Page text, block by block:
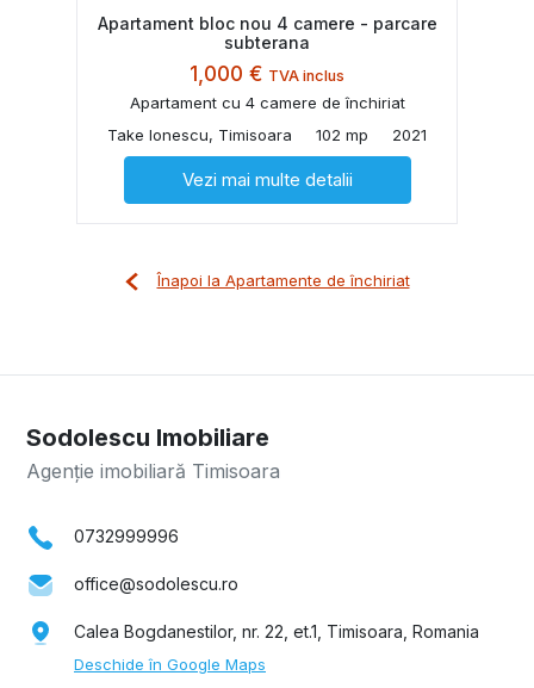
Apartament bloc nou 4 camere - parcare
subterana
1,000 € TVA inclus
Apartament cu 4 camere de închiriat
Take Ionescu, Timisoara
102 mp 2021
Vezi mai multe detalii
Înapoi la Apartamente de închiriat
Sodolescu Imobiliare
Agenție imobiliară Timisoara
0732999996
office@sodolescu.ro
Calea Bogdanestilor, nr. 22, et.1, Timisoara, Romania
Deschide în Google Maps